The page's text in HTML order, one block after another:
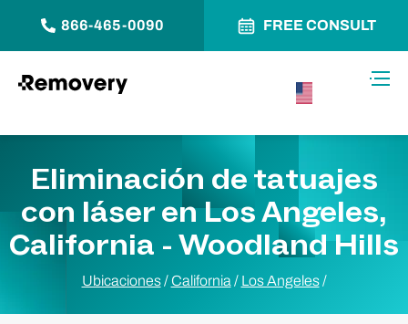
866-465-0090 FREE CONSULT
Eliminación de tatuajes
con láser en Los Angeles,
California - Woodland Hills
Ubicaciones /California / Los Angeles /